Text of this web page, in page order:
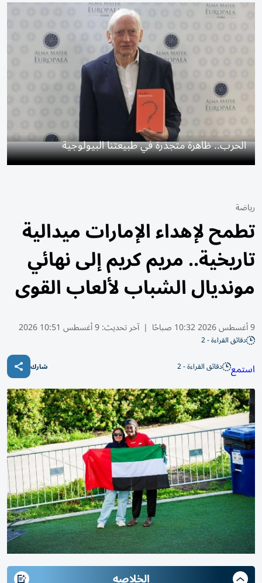
الحرب.. ظاهرة متجذرة في طبيعتنا البيولوجية
رياضة
تطمح لإهداء الإمارات ميدالية
تاريخية.. مريم كريم إلى نهائي
مونديال الشباب لألعاب القوى
9 أغسطس 2026 10:32 صباحًا | آخر تحديث:9 أغسطس 10:51 2026
دقائق القراءة - 2
استمع دقائق القراءة - 2 شارك